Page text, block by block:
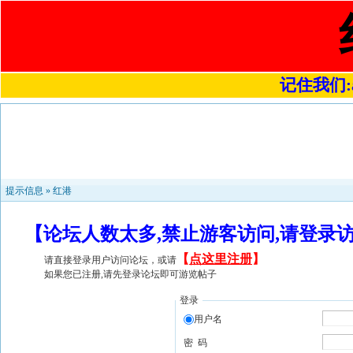
记住我们
提示信息 » 红港
【论坛人数太多,禁止游客访问,请登
请直接登录用户访问论坛，或请 【 点这里注册】
如果您已注册,请先登录论坛即可游览帖子
登录
用户名
密 码